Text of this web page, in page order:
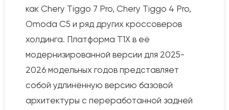
как Chery Tiggo 7 Pro, Chery Tiggo 4 Pro,
Omoda C5 и ряд других кроссоверов
холдинга. Платформа T1X в её
модернизированной версии для 2025-
2026 модельных годов представляет
собой удлинённую версию базовой
архитектуры с переработанной задней